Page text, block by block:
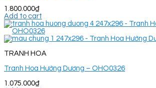
1.800.000₫
Add to cart
TRANH HOA
Tranh Hoa Hướng Dương – OHO0326
1.075.000₫